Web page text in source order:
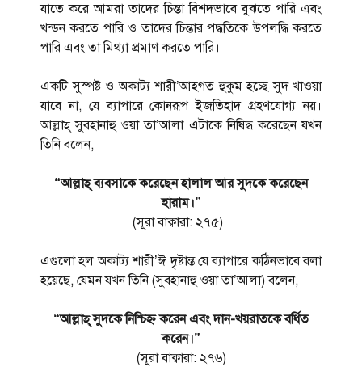
যাতে করে আমরা তাদের চিন্তা বিশদভাবে বুঝতে পারি এবং
খন্ডন করতে পারি ও তাদের চিন্তার পদ্ধতিকে উপলদ্ধি করতে
পারি এবং তা মিথ্যা প্রমাণ করতে পারি।
একটি সুস্পষ্ট ও অকাট্য শারী’আহগত হুকুম হচ্ছে সুদ খাওয়া
যাবে না, যে ব্যাপারে কোনরূপ ইজতিহাদ গ্রহণযোগ্য নয়।
আল্লাহ্ সুবহানাহু ওয়া তা’আলা এটাকে নিষিদ্ধ করেছেন যখন
তিনি বলেন,
“আল্লাহ্ ব্যবসাকে করেছেন হালাল আর সুদকে করেছেন
হারাম।”
(সূরা বাক্বারা: ২৭৫)
এগুলো হল অকাট্য শারী’ঈ দৃষ্টান্ত যে ব্যাপারে কঠিনভাবে বলা
হয়েছে, যেমন যখন তিনি (সুবহানাহু ওয়া তা’আলা) বলেন,
“আল্লাহ্ সুদকে নিশ্চিহ্ন করেন এবং দান-খয়রাতকে বর্ধিত
করেন।”
(সূরা বাক্বারা: ২৭৬)